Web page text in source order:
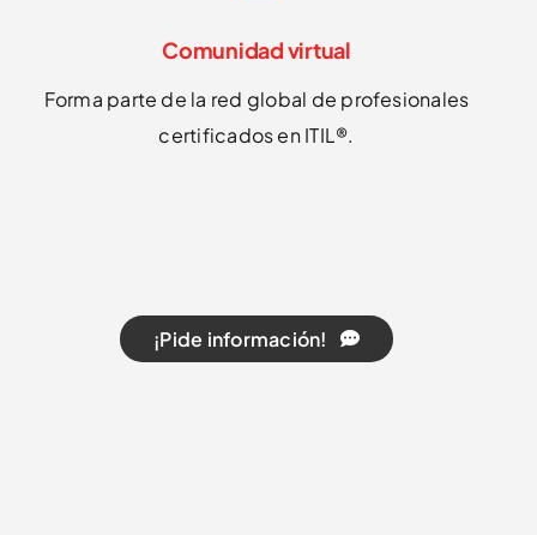
Comunidad virtual
Forma parte de la red global de profesionales
certificados en ITIL®.
¡Pide información!